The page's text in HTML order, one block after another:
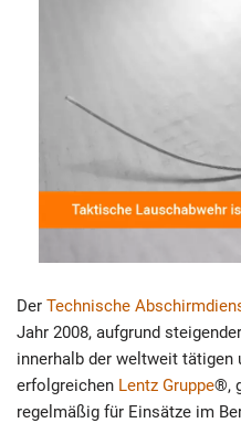
Der Technische
Jahr 2008, aufgrund
innerhalb der weltweit tätigen
erfolgreichen Lentz Gruppe®,
regelmäßig für Einsätze im